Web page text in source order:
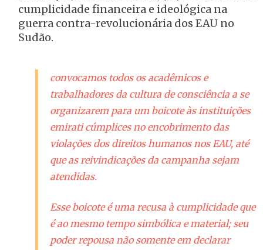
cumplicidade financeira e ideológica na
guerra contra-revolucionária dos EAU no
Sudão.
convocamos todos os acadêmicos e
trabalhadores da cultura de consciência a se
organizarem para um boicote às instituições
emirati cúmplices no encobrimento das
violações dos direitos humanos nos EAU, até
que as reivindicações da campanha sejam
atendidas.
Esse boicote é uma recusa à cumplicidade que
é ao mesmo tempo simbólica e material; seu
poder repousa não somente em declarar